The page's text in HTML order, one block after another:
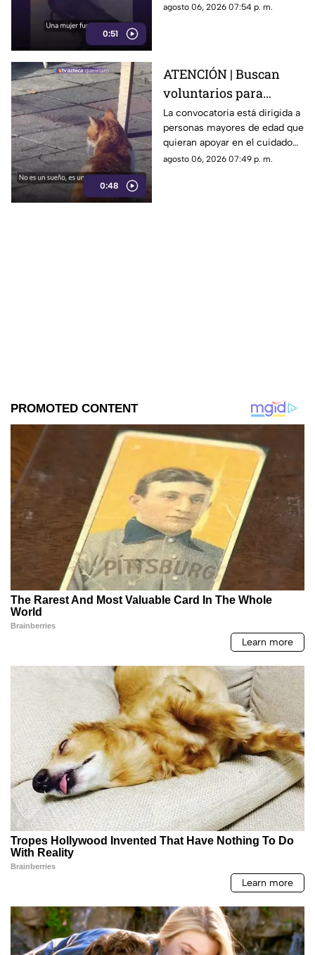
0:51
muestra de apoyo de
agosto 06, 2026 07:54 p. m.
0:48
ATENCIÓN | Buscan
voluntarios para
cuidar gatos en una
isla de Grecia
La convocatoria está dirigida a
personas mayores de edad que
quieran apoyar en el cuidado
de gatos rescatados mientras
agosto 06, 2026 07:49 p. m.